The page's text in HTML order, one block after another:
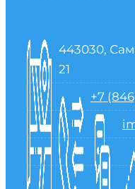
443030,
21
+7